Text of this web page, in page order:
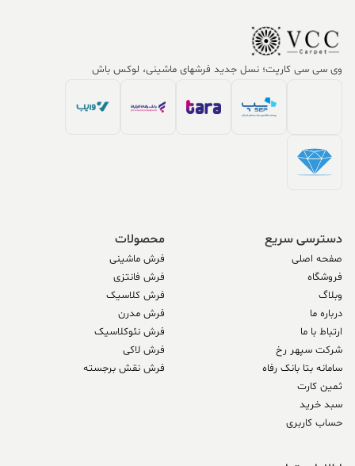
وی سی سی کارپت؛ نسل جدید فرشهای ماشینی، لوکس باش
دسترسی سریع
صفحه اصلی
فروشگاه
وبلاگ
درباره ما
ارتباط با ما
شرکت سپهر رخ
سامانه بتا بانک رفاه
ثمین کارت
سبد خرید
حساب کاربری
محصولات
فرش ماشینی
فرش فانتزی
فرش کلاسیک
فرش مدرن
فرش نئوکلاسیک
فرش لاکی
فرش نقش برجسته